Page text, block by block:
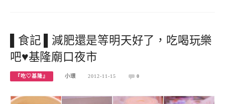
▌食記 ▌減肥還是等明天好了，吃喝玩樂
吧♥基隆廟口夜市
『吃♡基隆』 小環 2012-11-15 0